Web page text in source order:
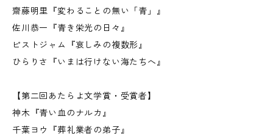
齋藤明里『変わることの無い「青」』
佐川恭一『青き栄光の日々』
ピストジャム『哀しみの複数形』
ひらりさ『いまは行けない海たちへ』
【第二回あたらよ文学賞・受賞者】
神木『青い血のナルカ』
千葉ヨウ『葬礼業者の弟子』